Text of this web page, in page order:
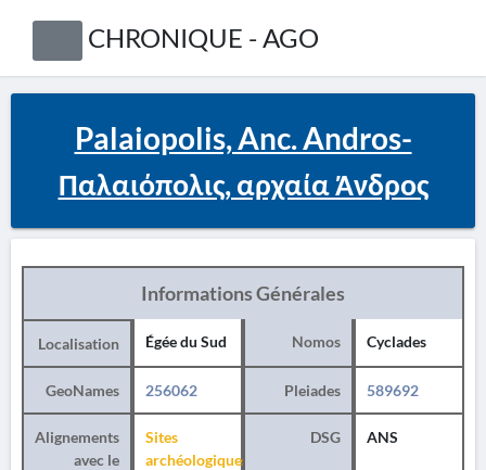
CHRONIQUE - AGO
Palaiopolis, Anc. Andros-
Παλαιόπολις, αρχαία Άνδρος
Informations Générales
Localisation Égée du Sud Nomos Cyclades
GeoNames 256062 Pleiades 589692
Alignements
avec le
Sites
archéologiques
DSG ANS